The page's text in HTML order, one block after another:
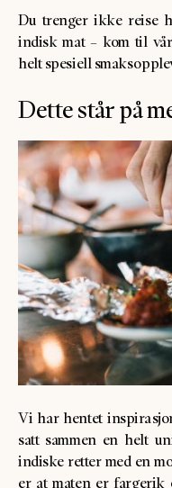
Du trenger ikke reise
indisk mat – kom til
helt spesiell
Dette står på
Vi har hentet
satt sammen en helt
indiske retter med en
er at maten er fargerik